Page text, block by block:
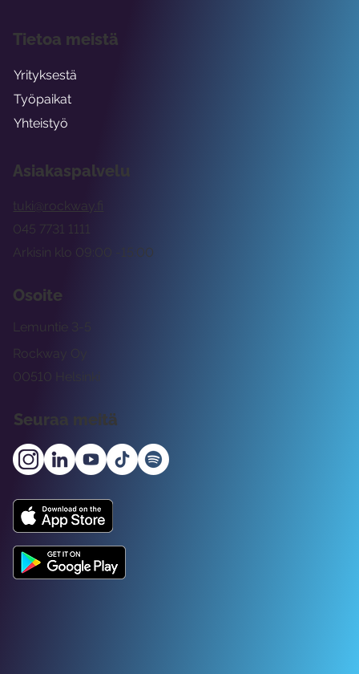
Asiakaspalvelu
tuki@rockway.fi
Arkisin klo 09:00 -15:00
045 7731 1111
Osoite
Rockway Oy
Lemuntie 3-5
00510 Helsinki
Seuraa meitä
Tietoa meistä
Yrityksestä
Työpaikat
Yhteistyö